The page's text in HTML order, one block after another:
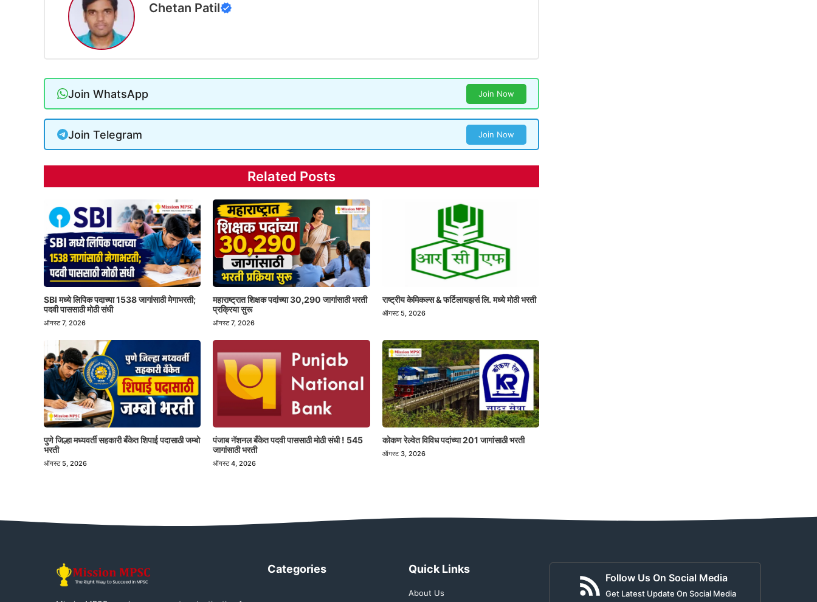
Chetan Patil
Join WhatsApp Join Now
Join Telegram Join Now
Related Posts
SBI मध्ये लिपिक पदाच्या 1538 जागांसाठी मेगाभरती;
पदवी पाससाठी मोठी संधी
ऑगस्ट 7, 2026
महाराष्ट्रात शिक्षक पदांच्या 30,290 जागांसाठी भरती
प्रक्रिया सुरू
ऑगस्ट 7, 2026
राष्ट्रीय केमिकल्स & फर्टिलायझर्स लि. मध्ये मोठी भरती
ऑगस्ट 5, 2026
पुणे जिल्हा मध्यवर्ती सहकारी बँकेत शिपाई पदासाठी जम्बो
भरती
ऑगस्ट 5, 2026
पंजाब नॅशनल बँकेत पदवी पाससाठी मोठी संधी ! 545
जागांसाठी भरती
ऑगस्ट 4, 2026
कोकण रेल्वेत विविध पदांच्या 201 जागांसाठी भरती
ऑगस्ट 3, 2026
Categories Quick Links
About Us
Follow Us On Social Media
Get Latest Update On Social Media